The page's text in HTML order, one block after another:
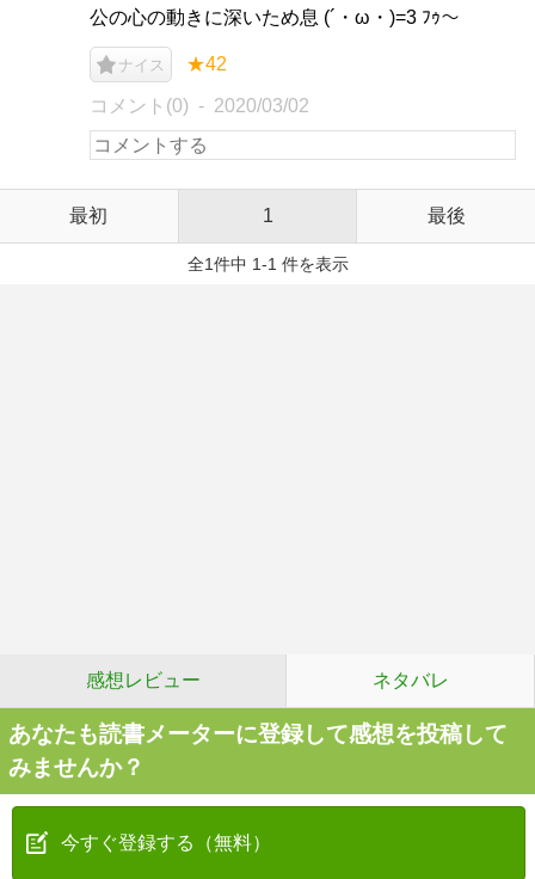
公の心の動きに深いため息 (´・ω・)=3 ﾌｩ～
ナイス ★42
コメント(0) 2020/03/02
最初 1 最後
全1件中 1-1 件を表示
感想レビュー ネタバレ
あなたも読書メーターに登録して感想を投稿して
みませんか？
今すぐ登録する（無料）